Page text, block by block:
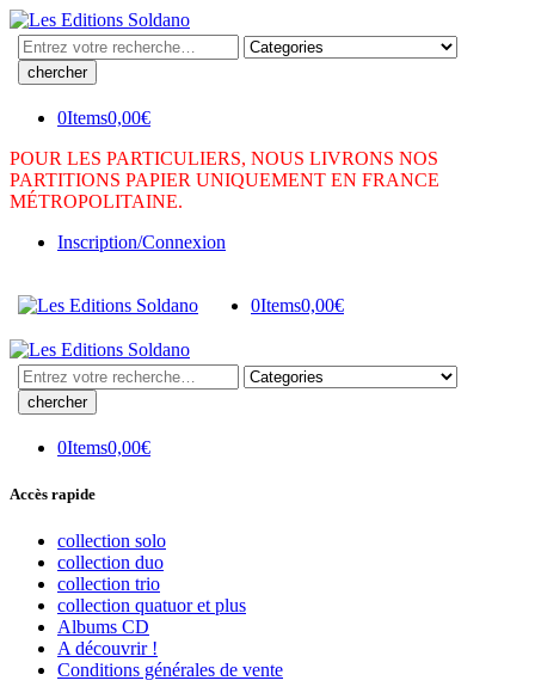
Search
here
0Items0,00€
POUR LES PARTICULIERS, NOUS LIVRONS NOS
PARTITIONS PAPIER UNIQUEMENT EN FRANCE
MÉTROPOLITAINE.
Inscription/Connexion
0Items0,00€
Search
here
0Items0,00€
Accès rapide
collection solo
collection duo
collection trio
collection quatuor et plus
Albums CD
A découvrir !
Conditions générales de vente